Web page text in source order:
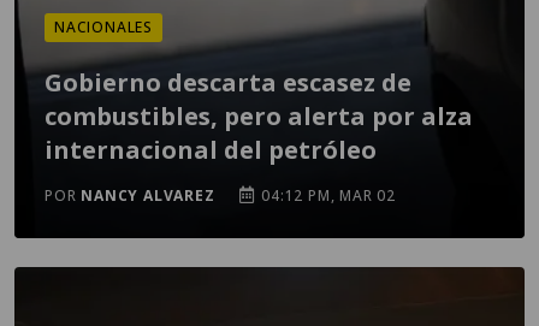
NACIONALES
Gobierno descarta escasez de
combustibles, pero alerta por alza
internacional del petróleo
POR NANCY ALVAREZ 04:12 PM, MAR 02